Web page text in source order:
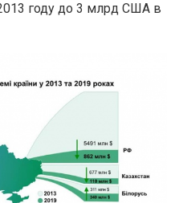
году до 3 млрд США в